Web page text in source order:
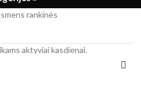
rankinės
aktyviai kasdienai.